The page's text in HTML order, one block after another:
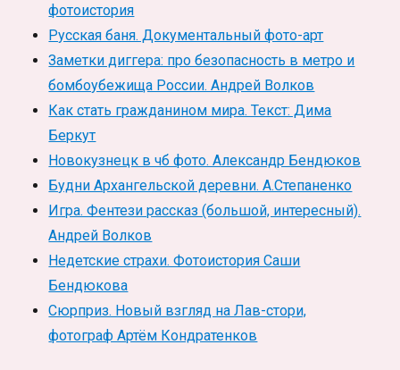
фотоистория
Русская баня. Документальный фото-арт
Заметки диггера: про безопасность в метро и
бомбоубежища России. Андрей Волков
Как стать гражданином мира. Текст: Дима
Беркут
Новокузнецк в чб фото. Александр Бендюков
Будни Архангельской деревни. А.Степаненко
Игра. Фентези рассказ (большой, интересный).
Андрей Волков
Недетские страхи. Фотоистория Саши
Бендюкова
Сюрприз. Новый взгляд на Лав-стори,
фотограф Артём Кондратенков